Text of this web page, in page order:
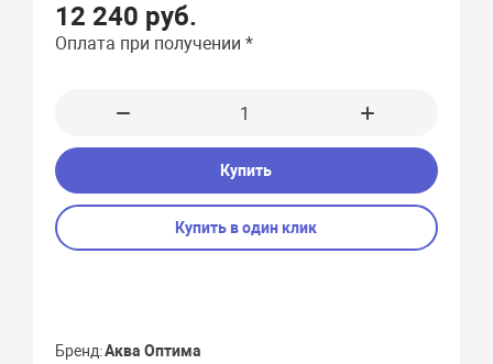
12 240 руб.
Оплата при получении *
Купить
Купить в один клик
Бренд Аква Оптима